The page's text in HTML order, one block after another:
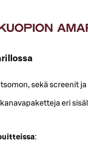
sekä screenit
eri
: